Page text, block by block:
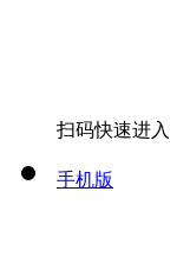
扫码快速进入
手机版